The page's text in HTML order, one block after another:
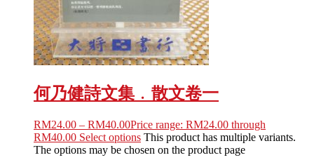
何乃健詩文集﹒散文卷一
RM24.00 – RM40.00Price range: RM24.00 through
RM40.00 Select options This product has multiple variants.
The options may be chosen on the product page